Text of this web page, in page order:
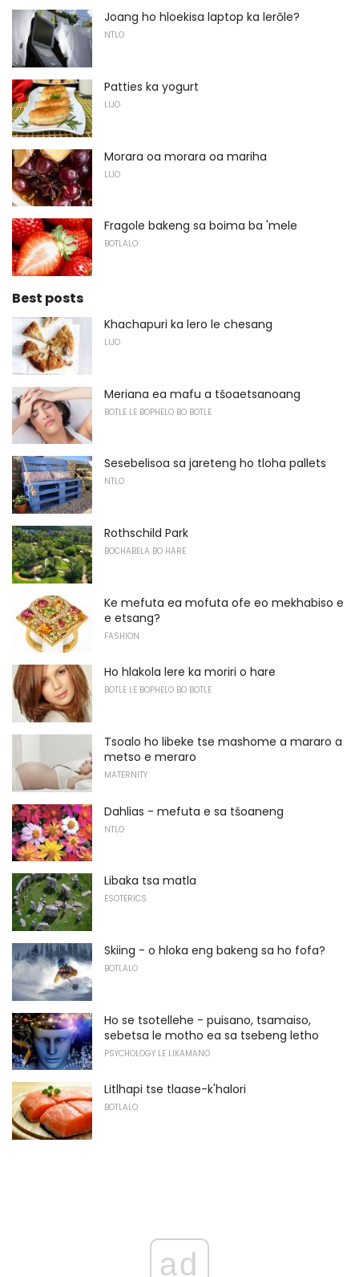
Joang ho hloekisa laptop ka lerōle?
NTLO
Patties ka yogurt
LIJO
Morara oa morara oa mariha
LIJO
Fragole bakeng sa boima ba 'mele
BOTLALO
Best posts
Khachapuri ka lero le chesang
LIJO
Meriana ea mafu a tšoaetsanoang
BOTLE LE BOPHELO BO BOTLE
Sesebelisoa sa jareteng ho tloha pallets
NTLO
Rothschild Park
BOCHABELA BO HARE
Ke mefuta ea mofuta ofe eo mekhabiso e
e etsang?
FASHION
Ho hlakola lere ka moriri o hare
BOTLE LE BOPHELO BO BOTLE
Tsoalo ho libeke tse mashome a mararo a
metso e meraro
MATERNITY
Dahlias - mefuta e sa tšoaneng
NTLO
Libaka tsa matla
ESOTERICS
Skiing - o hloka eng bakeng sa ho fofa?
BOTLALO
Ho se tsotellehe - puisano, tsamaiso,
sebetsa le motho ea sa tsebeng letho
PSYCHOLOGY LE LIKAMANO
Litlhapi tse tlaase-k'halori
BOTLALO
ad